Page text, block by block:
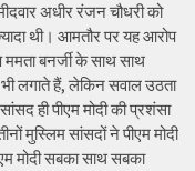
अधीर रंजन चौधरी को
थी। आमतौर पर यह आरोप
ममता बनर्जी के साथ साथ
लगाते हैं, लेकिन सवाल उठता
ही पीएम मोदी की प्रशंसा
मुस्लिम सांसदों ने पीएम मोदी
मोदी सबका साथ सबका